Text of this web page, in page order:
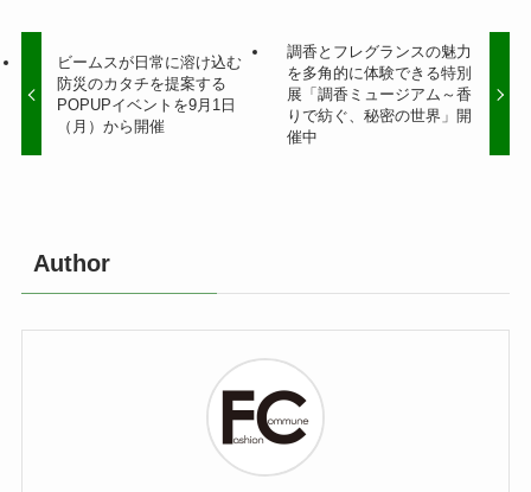
ビームスが日常に溶け込む
防災のカタチを提案する
POPUPイベントを9月1日
（月）から開催
調香とフレグランスの魅力
を多角的に体験できる特別
展「調香ミュージアム～香
りで紡ぐ、秘密の世界」開
催中
Author